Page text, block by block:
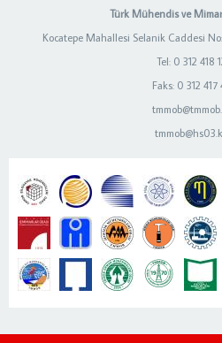
Türk Mühendis ve
Kocatepe Mahallesi Selanik Caddesi
Tel: 0 312 418
Faks: 0 312 417